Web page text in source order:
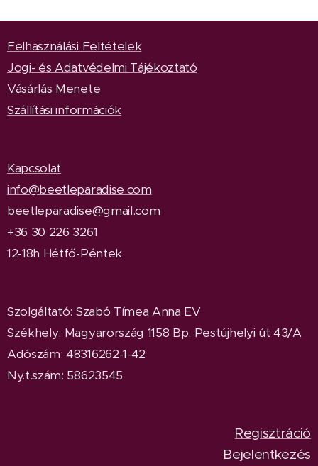
Felhasználási Feltételek
Jogi- és Adatvédelmi Tájékoztató
Vásárlás Menete
Szállítási információk
Kapcsolat
info@beetleparadise.com
beetleparadise@gmail.com
+36 30 226 3261
12-18h Hétfő-Péntek
Szolgáltató: Szabó Tímea Anna EV
Székhely: Magyarország 1158 Bp. Pestújhelyi út 43/A
Adószám: 48316262-1-42
Ny.t.szám: 58623545
Regisztráció
Bejelentkezés